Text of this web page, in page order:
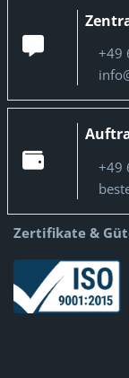
+49
+49
Zertifikate &